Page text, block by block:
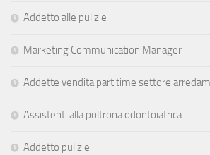
Addetto alle pulizie
Marketing Communication Manager
Addette vendita part time settore
Assistenti alla poltrona odontoiatrica
Addetto pulizie